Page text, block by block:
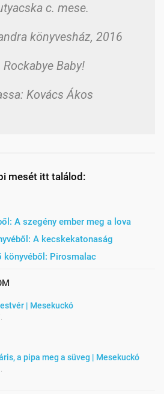
c. mese.
könyvesház, 2016
Rockabye Baby!
Kovács Ákos
mesét itt találod:
A szegény ember meg a lova
A kecskekatonaság
könyvéből: Pirosmalac
| Mesekuckó
a pipa meg a süveg | Mesekuckó